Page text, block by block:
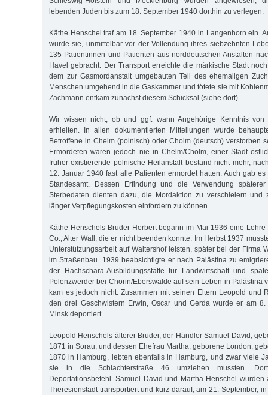
lebenden Juden bis zum 18. September 1940 dorthin zu verlegen.
Käthe Henschel traf am 18. September 1940 in Langenhorn ein.
wurde sie, unmittelbar vor der Vollendung ihres siebzehnten
135 Patientinnen und Patienten aus norddeutschen Anstalten
Havel gebracht. Der Transport erreichte die märkische Stadt
dem zur Gasmordanstalt umgebauten Teil des ehemaligen
Menschen umgehend in die Gaskammer und tötete sie mit
Zachmann entkam zunächst diesem Schicksal (siehe dort).
Wir wissen nicht, ob und ggf. wann Angehörige Kenntnis von
erhielten. In allen dokumentierten Mitteilungen wurde
Betroffene in Chelm (polnisch) oder Cholm (deutsch) verstorben
Ermordeten waren jedoch nie in Chelm/Cholm, einer Stadt
früher existierende polnische Heilanstalt bestand nicht mehr,
12. Januar 1940 fast alle Patienten ermordet hatten. Auch gab
Standesamt. Dessen Erfindung und die Verwendung
Sterbedaten dienten dazu, die Mordaktion zu verschleiern und
länger Verpflegungskosten einfordern zu können.
Käthe Henschels Bruder Herbert begann im Mai 1936 eine
Co., Alter Wall, die er nicht beenden konnte. Im Herbst 1937
Unterstützungsarbeit auf Waltershof leisten, später bei der Firma
im Straßenbau. 1939 beabsichtigte er nach Palästina zu
der Hachschara-Ausbildungsstätte für Landwirtschaft und
Polenzwerder bei Chorin/Eberswalde auf sein Leben in Palästina
kam es jedoch nicht. Zusammen mit seinen Eltern Leopold und
den drei Geschwistern Erwin, Oscar und Gerda wurde er am
Minsk deportiert.
Leopold Henschels älterer Bruder, der Händler Samuel David,
1871 in Sorau, und dessen Ehefrau Martha, geborene London,
1870 in Hamburg, lebten ebenfalls in Hamburg, und zwar viele
sie in die Schlachterstraße 46 umziehen mussten.
Deportationsbefehl. Samuel David und Martha Henschel
Theresienstadt transportiert und kurz darauf, am 21. September,